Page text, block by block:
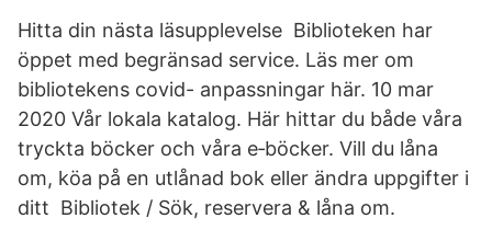
Hitta din nästa läsupplevelse Biblioteken har
öppet med begränsad service. Läs mer om
bibliotekens covid- anpassningar här. 10 mar
2020 Vår lokala katalog. Här hittar du både våra
tryckta böcker och våra e‑böcker. Vill du låna
om, köa på en utlånad bok eller ändra uppgifter i
ditt Bibliotek / Sök, reservera & låna om.